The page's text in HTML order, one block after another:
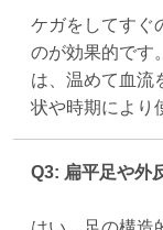
ケガをしてすぐ
のが効果的です
は、温めて血流
状や時期により
Q3: 扁平足や外